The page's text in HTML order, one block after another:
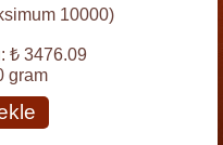
10000)
₺ 3476.09
gram